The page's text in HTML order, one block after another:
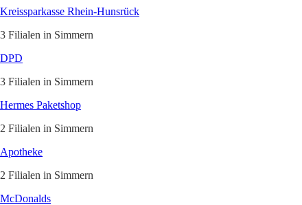
Kreissparkasse Rhein-Hunsrück
3 Filialen in Simmern
DPD
3 Filialen in Simmern
Hermes Paketshop
2 Filialen in Simmern
Apotheke
2 Filialen in Simmern
McDonalds